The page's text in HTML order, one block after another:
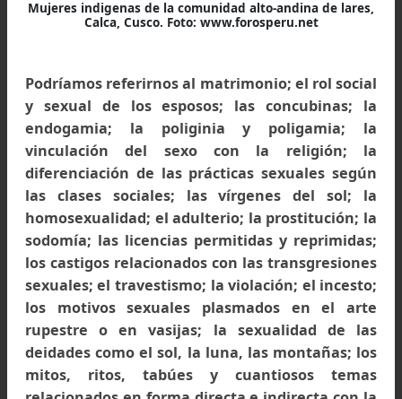
Mujeres indigenas de la comunidad alto-andina de
Calca, Cusco. Foto: www.forosperu.net
Podríamos referirnos al matrimonio; el rol
y sexual de los esposos; las concubinas;
endogamia; la poliginia y poligamia;
vinculación del sexo con la religión;
diferenciación de las prácticas sexuales
las clases sociales; las vírgenes del sol;
homosexualidad; el adulterio; la
sodomía; las licencias permitidas y
los castigos relacionados con las